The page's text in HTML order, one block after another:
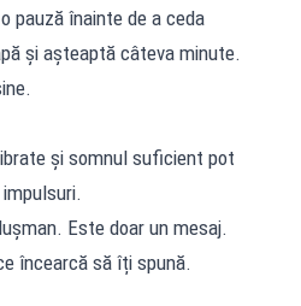
pauză înainte de a ceda
și așteaptă câteva minute.
și somnul suficient pot
Este doar un mesaj.
încearcă să îți spună.